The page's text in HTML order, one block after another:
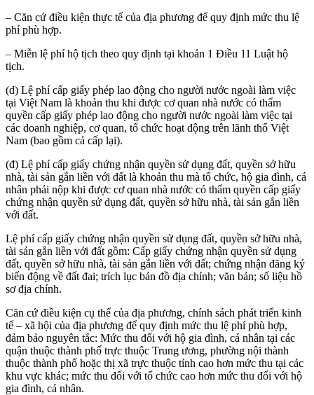
– Căn cứ điều kiện thực tế của địa phương để quy định mức thu lệ
phí phù hợp.
– Miễn lệ phí hộ tịch theo quy định tại khoản 1 Điều 11 Luật hộ
tịch.
(d) Lệ phí cấp giấy phép lao động cho người nước ngoài làm việc
tại Việt Nam là khoản thu khi được cơ quan nhà nước có thẩm
quyền cấp giấy phép lao động cho người nước ngoài làm việc tại
các doanh nghiệp, cơ quan, tổ chức hoạt động trên lãnh thổ Việt
Nam (bao gồm cả cấp lại).
(đ) Lệ phí cấp giấy chứng nhận quyền sử dụng đất, quyền sở hữu
nhà, tài sản gắn liền với đất là khoản thu mà tổ chức, hộ gia đình, cá
nhân phải nộp khi được cơ quan nhà nước có thẩm quyền cấp giấy
chứng nhận quyền sử dụng đất, quyền sở hữu nhà, tài sản gắn liền
với đất.
Lệ phí cấp giấy chứng nhận quyền sử dụng đất, quyền sở hữu nhà,
tài sản gắn liền với đất gồm: Cấp giấy chứng nhận quyền sử dụng
đất, quyền sở hữu nhà, tài sản gắn liền với đất; chứng nhận đăng ký
biến động về đất đai; trích lục bản đồ địa chính; văn bản; số liệu hồ
sơ địa chính.
Căn cứ điều kiện cụ thể của địa phương, chính sách phát triển kinh
tế – xã hội của địa phương để quy định mức thu lệ phí phù hợp,
đảm bảo nguyên tắc: Mức thu đối với hộ gia đình, cá nhân tại các
quận thuộc thành phố trực thuộc Trung ương, phường nội thành
thuộc thành phố hoặc thị xã trực thuộc tỉnh cao hơn mức thu tại các
khu vực khác; mức thu đối với tổ chức cao hơn mức thu đối với hộ
gia đình, cá nhân.